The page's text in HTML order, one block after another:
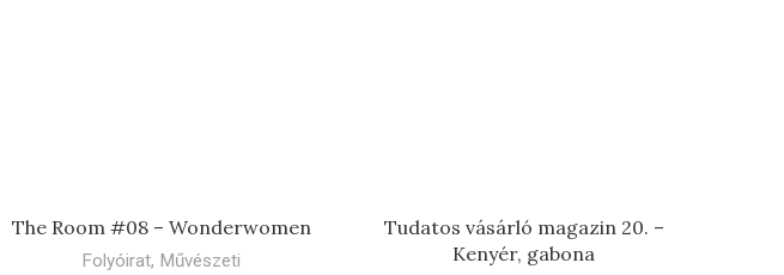
TOVÁBB
The Room #08 – Wonderwomen
Folyóirat, Művészeti
TOVÁBB
Tudatos vásárló magazin 20. –
Kenyér, gabona